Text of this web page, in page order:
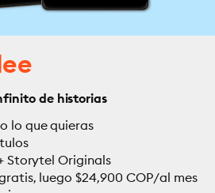
de historias
lo que quieras
Storytel Originals
luego $24,900 COP/al mes